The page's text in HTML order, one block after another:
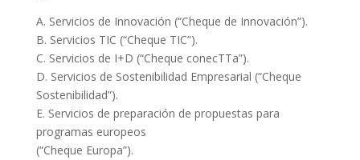
A. Servicios de Innovación (“Cheque de Innovación”).
B. Servicios TIC (“Cheque TIC”).
C. Servicios de I+D (“Cheque conecTTa”).
D. Servicios de Sostenibilidad Empresarial (“Cheque
Sostenibilidad”).
E. Servicios de preparación de propuestas para
programas europeos
(“Cheque Europa”).